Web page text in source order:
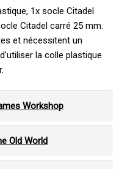
1x socle Citadel
Citadel carré 25 mm.
et nécessitent un
la colle plastique
Workshop
Old World